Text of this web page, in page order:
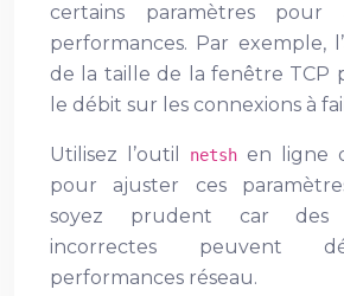
certains paramètres pour
performances. Par exemple,
de la taille de la fenêtre TCP
le débit sur les connexions à
Utilisez l’outil netsh en ligne
pour ajuster ces
soyez prudent car des
incorrectes peuvent
performances réseau.